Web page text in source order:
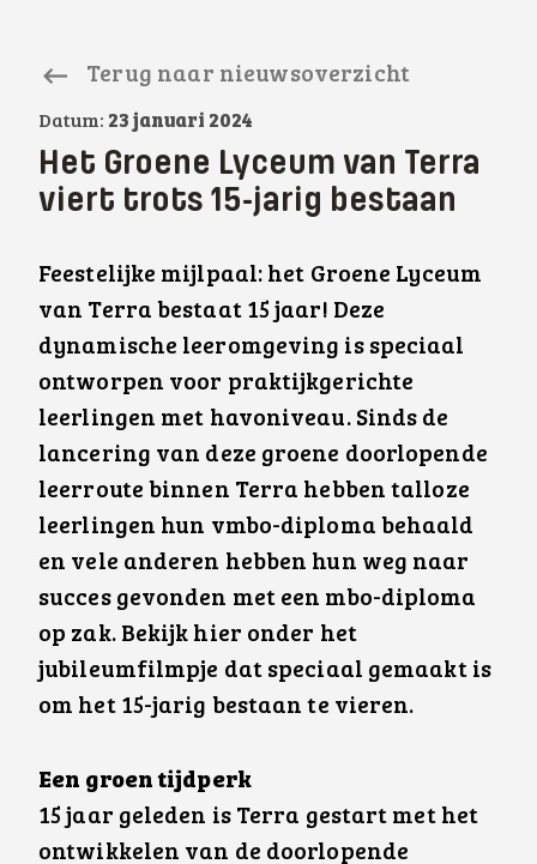
Terug naar nieuwsoverzicht
Datum: 23 januari 2024
Het Groene Lyceum van Terra
viert trots 15-jarig bestaan
Feestelijke mijlpaal: het Groene Lyceum
van Terra bestaat 15 jaar! Deze
dynamische leeromgeving is speciaal
ontworpen voor praktijkgerichte
leerlingen met havoniveau. Sinds de
lancering van deze groene doorlopende
leerroute binnen Terra hebben talloze
leerlingen hun vmbo-diploma behaald
en vele anderen hebben hun weg naar
succes gevonden met een mbo-diploma
op zak. Bekijk hier onder het
jubileumfilmpje dat speciaal gemaakt is
om het 15-jarig bestaan te vieren.
Een groen tijdperk
15 jaar geleden is Terra gestart met het
ontwikkelen van de doorlopende